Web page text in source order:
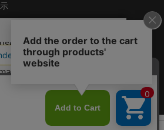
ALL RIGHTS RESERVED.
some cookies. These
site to work properly
about how our site